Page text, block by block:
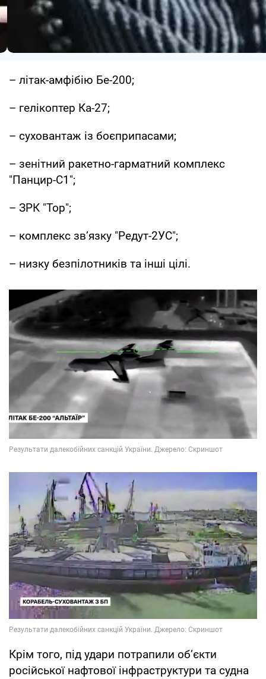
– літак-амфібію Бе-200;
– гелікоптер Ка-27;
– суховантаж із боєприпасами;
– зенітний ракетно-гарматний комплекс
"Панцир-С1";
– ЗРК "Тор";
– комплекс зв’язку "Редут-2УС";
– низку безпілотників та інші цілі.
Крім того, під удари потрапили об’єкти
російської нафтової інфраструктури та судна